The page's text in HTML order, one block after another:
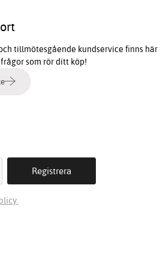
tillmötesgående kundservice finns
som rör ditt köp!